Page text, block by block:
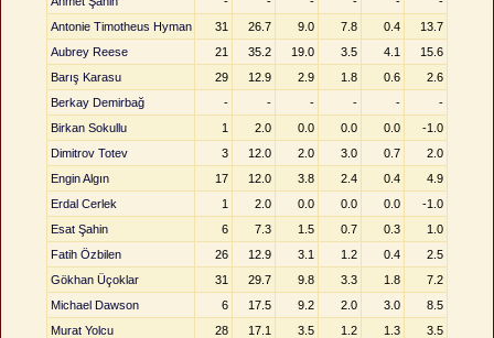
Antonie Timotheus Hyman
31 26.7 9.0 7.8 0.4
13.7
Aubrey Reese
21 35.2 19.0 3.5 4.1
15.6
Barış Karasu
29 12.9 2.9 1.8 0.6
2.6
Berkay Demirbağ
- - - - -
-
Birkan Sokullu
1 2.0 0.0 0.0 0.0
-1.0
Dimitrov Totev
3 12.0 2.0 3.0 0.7
2.0
Engin Algın
17 12.0 3.8 2.4 0.4
4.9
Erdal Cerlek
1 2.0 0.0 0.0 0.0
-1.0
Esat Şahin
6 7.3 1.5 0.7 0.3
1.0
Fatih Özbilen
26 12.9 3.1 1.2 0.4
2.5
Gökhan Üçoklar
31 29.7 9.8 3.3 1.8
7.2
Michael Dawson
6 17.5 9.2 2.0 3.0
8.5
Murat Yolcu
28 17.1 3.5 1.2 1.3
3.5